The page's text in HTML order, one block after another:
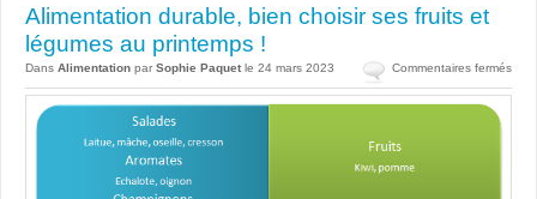
Alimentation durable, bien choisir ses fruits et
légumes au printemps !
Dans Alimentation par Sophie Paquet le 24 mars 2023 Commentaires ferméssur